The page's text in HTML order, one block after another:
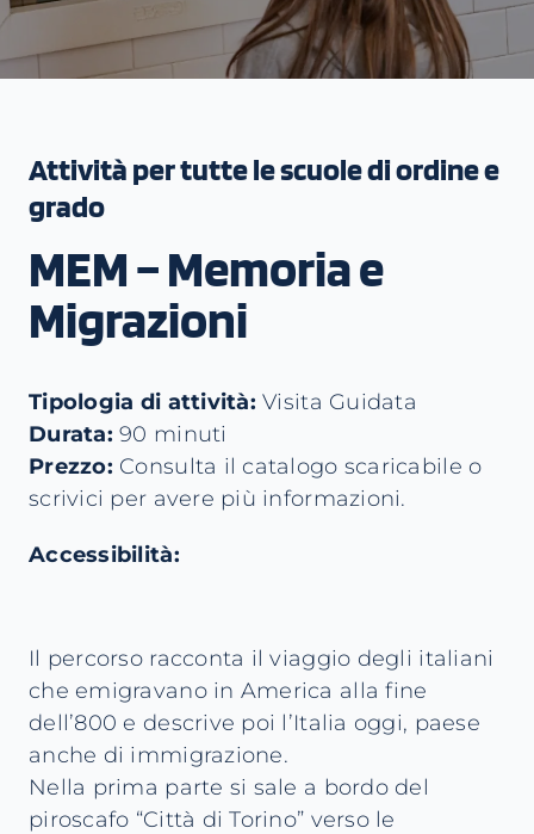
Attività per tutte le scuole di ordine e
grado
MEM – Memoria e
Migrazioni
Tipologia di attività: Visita Guidata
Durata: 90 minuti
Prezzo: Consulta il catalogo scaricabile o
scrivici per avere più informazioni.
Accessibilità:
Il percorso racconta il viaggio degli italiani
che emigravano in America alla fine
dell’800 e descrive poi l’Italia oggi, paese
anche di immigrazione.
Nella prima parte si sale a bordo del
piroscafo “Città di Torino” verso le